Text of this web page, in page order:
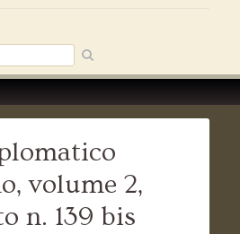
volume 2,
n. 139 bis